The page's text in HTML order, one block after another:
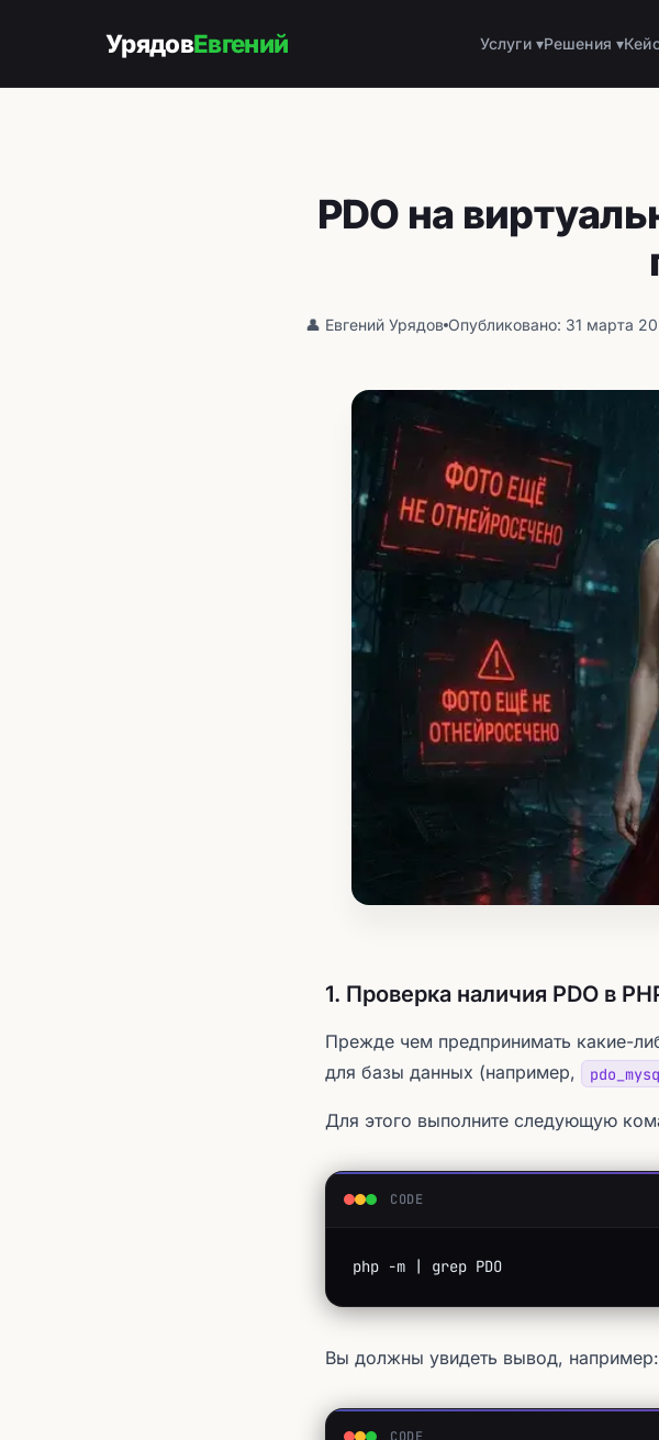
УрядовЕвгений Услуги ▾Решения ▾
PDO на
👤 Евгений Урядов Опубликовано: 31 марта
1. Проверка наличия PDO в
Прежде чем предпринимать какие-
для базы данных (например,
Для этого выполните следующую
CODE
php -m | grep PDO
Вы должны увидеть вывод, например: